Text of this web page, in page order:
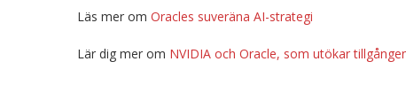
Läs mer om Oracles suveräna AI-strategi
Lär dig mer om NVIDIA och Oracle, som utökar